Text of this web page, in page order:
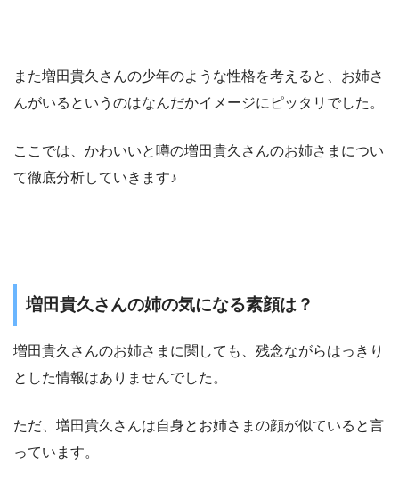
また増田貴久さんの少年のような性格を考えると、お姉さ
んがいるというのはなんだかイメージにピッタリでした。
ここでは、かわいいと噂の増田貴久さんのお姉さまについ
て徹底分析していきます♪
増田貴久さんの姉の気になる素顔は？
増田貴久さんのお姉さまに関しても、残念ながらはっきり
とした情報はありませんでした。
ただ、増田貴久さんは自身とお姉さまの顔が似ていると言
っています。